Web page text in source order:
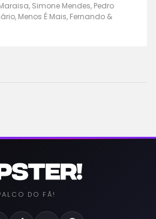
Simone Mendes, Pedro
Menos É Mais, Fernando &
DO FÃ!